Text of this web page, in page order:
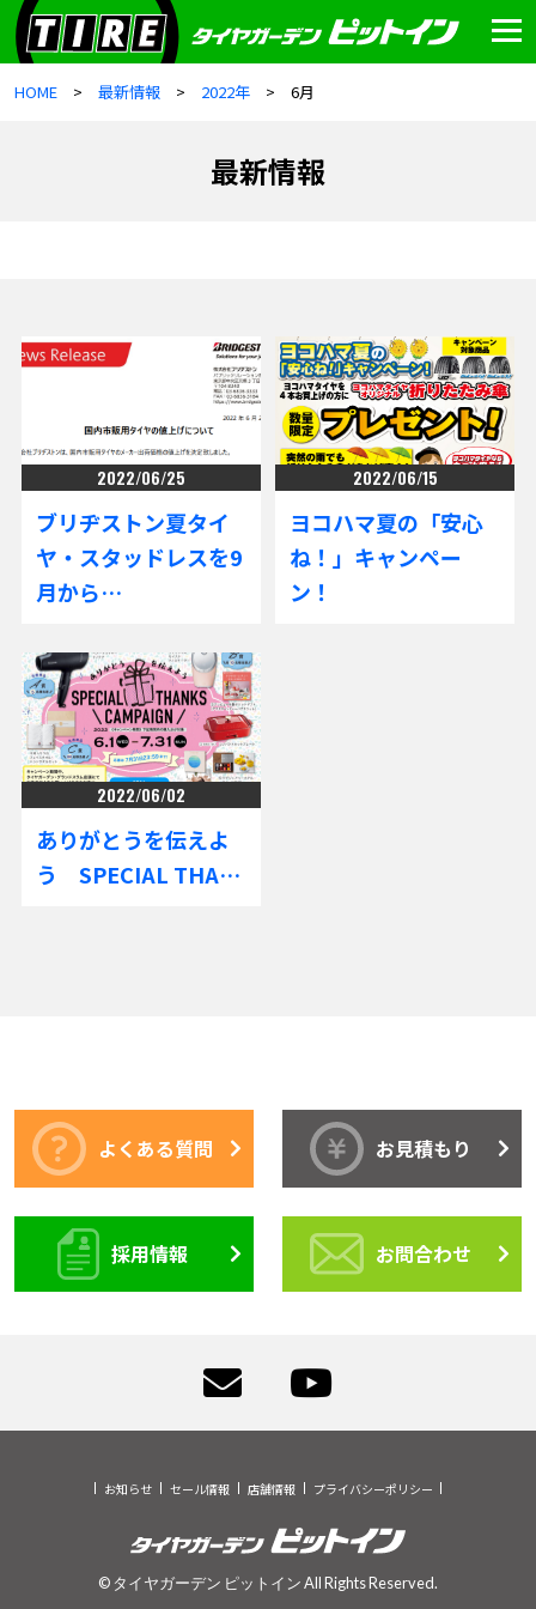
HOME 最新情報 2022年 6月
最新情報
2022/06/25
ブリヂストン夏タイ
ヤ・スタッドレスを9
月から…
2022/06/15
ヨコハマ夏の「安心
ね！」キャンペー
ン！
2022/06/02
ありがとうを伝えよ
う SPECIAL THA…
よくある質問 お見積もり
採用情報 お問合わせ
お知らせ セール情報 店舗情報 プライバシーポリシー
© タイヤガーデン ピットイン All Rights Reserved.